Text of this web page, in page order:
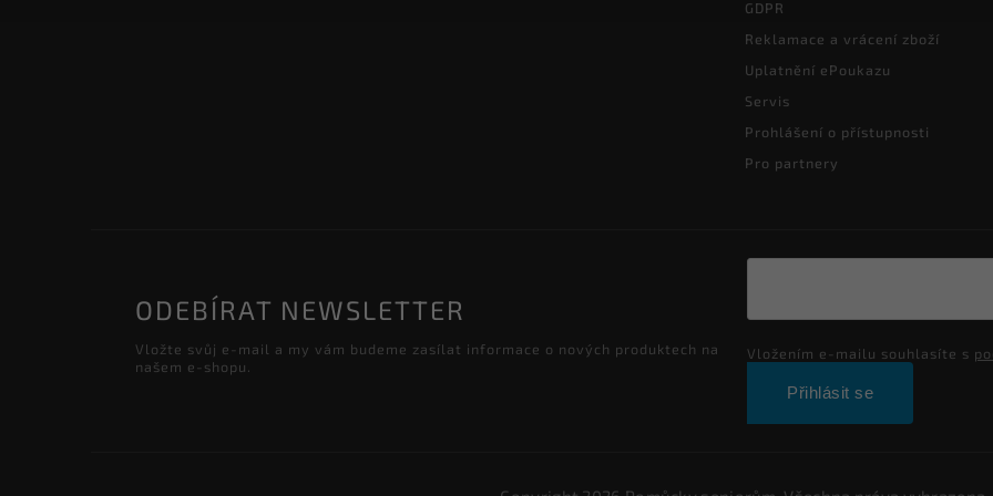
GDPR
Reklamace a vrácení zboží
Uplatnění ePoukazu
Servis
Prohlášení o přístupnosti
Pro partnery
ODEBÍRAT NEWSLETTER
Vložte svůj e-mail a my vám budeme zasílat informace o nových produktech na
našem e-shopu.
Vložením e-mailu souhlasíte s
Přihlásit se